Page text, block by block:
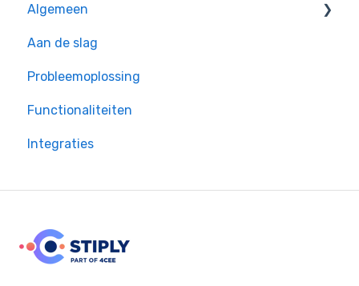
Algemeen
Privacy & Rechtsgeldigheid
Enterprise instellingen
Inloggen
Aan de slag
Probleemoplossing
Functionaliteiten
Integraties